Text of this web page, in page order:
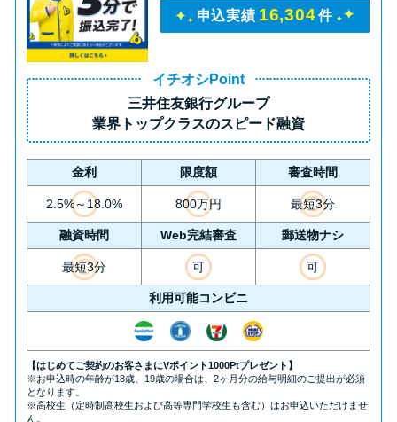
説！ もっとも便利でお得な返済
方法はどれ？
年収が低い＆他社借入があると
落ちる？バンクイックの口コミ
を分析
みずほ銀行カードローンの問い
合わせ先とシーン別の問い合わ
せ方法
申込実績 16,304 件
イチオシPoint
三井住友銀行グループ
業界トップクラスのスピード融資
金利 限度額 審査時間
2.5%～18.0% 800万円 最短3分
融資時間 Web完結審査 郵送物ナシ
最短3分 可 可
利用可能コンビニ
【はじめてご契約のお客さまにVポイント1000Ptプレゼント】
※お申込時の年齢が18歳、19歳の場合は、2ヶ月分の給与明細のご提出が必須
となります。
※高校生（定時制高校生および高等専門学校生も含む）はお申込いただけませ
ん。